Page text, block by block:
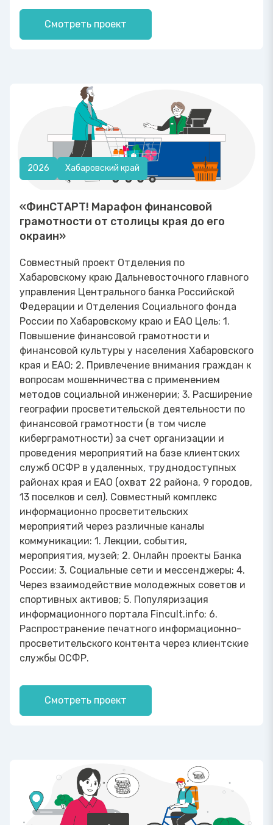
Смотреть проект
2026 Хабаровский край
«ФинСТАРТ! Марафон финансовой
грамотности от столицы края до его
окраин»
Совместный проект Отделения по
Хабаровскому краю Дальневосточного главного
управления Центрального банка Российской
Федерации и Отделения Социального фонда
России по Хабаровскому краю и ЕАО Цель: 1.
Повышение финансовой грамотности и
финансовой культуры у населения Хабаровского
края и ЕАО; 2. Привлечение внимания граждан к
вопросам мошенничества с применением
методов социальной инженерии; 3. Расширение
географии просветительской деятельности по
финансовой грамотности (в том числе
киберграмотности) за счет организации и
проведения мероприятий на базе клиентских
служб ОСФР в удаленных, труднодоступных
районах края и ЕАО (охват 22 района, 9 городов,
13 поселков и сел). Совместный комплекс
информационно просветительских
мероприятий через различные каналы
коммуникации: 1. Лекции, события,
мероприятия, музей; 2. Онлайн проекты Банка
России; 3. Социальные сети и мессенджеры; 4.
Через взаимодействие молодежных советов и
спортивных активов; 5. Популяризация
информационного портала Fincult.info; 6.
Распространение печатного информационно-
просветительского контента через клиентские
службы ОСФР.
Смотреть проект